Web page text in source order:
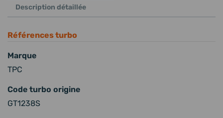
Description détaillée
Références turbo
Marque
TPC
Code turbo origine
GT1238S